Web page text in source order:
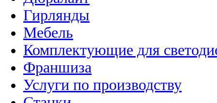
Гирлянды
Мебель
Комплектующие для
Франшиза
Услуги по производству